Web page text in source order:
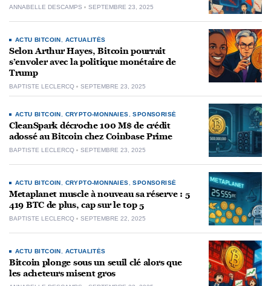
ANNABELLE DESCAMPS SEPTEMBRE 23, 2025
ACTU BITCOIN ACTUALITÉS
Selon Arthur Hayes, Bitcoin pourrait
s’envoler avec la politique monétaire de
Trump
BAPTISTE LECLERCQ SEPTEMBRE 23, 2025
ACTU BITCOIN CRYPTO-MONNAIES ,SPONSORISÉ
CleanSpark décroche 100 M$ de crédit
adossé au Bitcoin chez Coinbase Prime
BAPTISTE LECLERCQ SEPTEMBRE 23, 2025
ACTU BITCOIN CRYPTO-MONNAIES ,SPONSORISÉ
Metaplanet muscle à nouveau sa réserve : 5
419 BTC de plus, cap sur le top 5
BAPTISTE LECLERCQ SEPTEMBRE 22, 2025
ACTU BITCOIN ACTUALITÉS
Bitcoin plonge sous un seuil clé alors que
les acheteurs misent gros